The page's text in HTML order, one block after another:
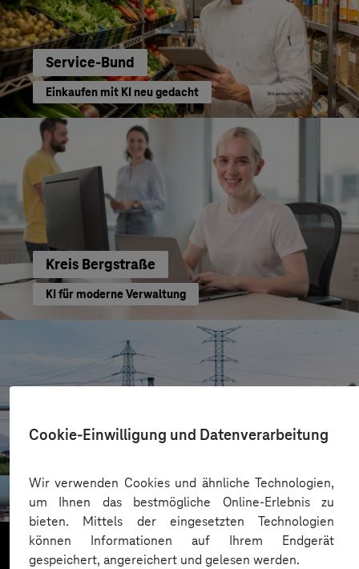
Cookie-Einwilligung und Datenverarbeitung
Wir verwenden Cookies und ähnliche Technologien,
um Ihnen das bestmögliche Online-Erlebnis zu
bieten. Mittels der eingesetzten Technologien
können Informationen auf Ihrem Endgerät
gespeichert, angereichert und gelesen werden.
Service-Bund
Einkaufen mit KI neu gedacht
Kreis Bergstraße
KI für moderne Verwaltung
CRA-Security für digitale Produkte